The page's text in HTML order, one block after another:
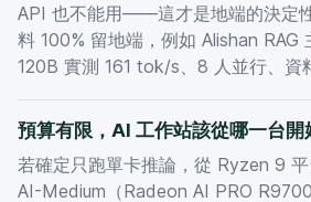
API 也不能用——這才是地端的決定
料 100% 留地端，例如 Alishan
120B 實測 161 tok/s、8 人並行、資
預算有限，AI 工作站該從哪一台開
若確定只跑單卡推論，從 Ryzen 9
AI-Medium（Radeon AI PRO